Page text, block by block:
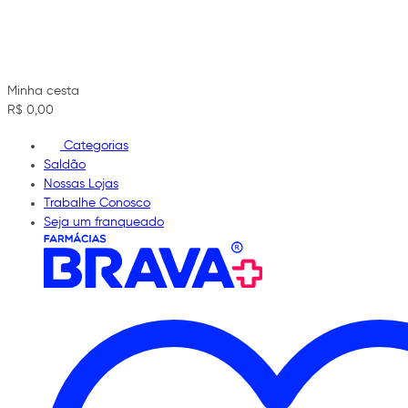
Minha cesta
R$ 0,00
Categorias
Saldão
Nossas Lojas
Trabalhe Conosco
Seja um franqueado